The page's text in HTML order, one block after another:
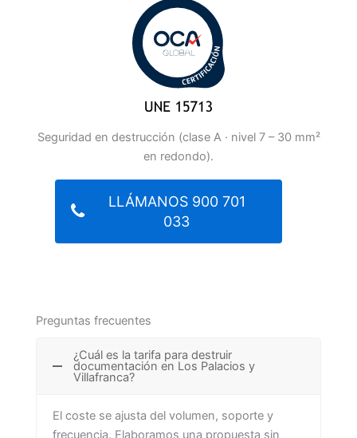
Seguridad en destrucción (clase A · nivel 7 – 30 mm²
en redondo).
LLÁMANOS 900 701
033
Preguntas frecuentes
¿Cuál es la tarifa para destruir
documentación en Los Palacios y
Villafranca?
El coste se ajusta del volumen, soporte y
frecuencia. Elaboramos una propuesta sin